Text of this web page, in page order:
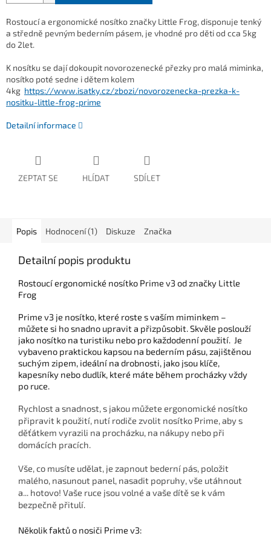
Rostoucí a ergonomické nosítko značky Little Frog, disponuje tenký
a středně pevným bederním pásem, je vhodné pro děti od cca 5kg
do 2let.
K nosítku se dají dokoupit novorozenecké přezky pro malá miminka,
nosítko poté sedne i dětem kolem
4kg https://www.isatky.cz/zbozi/novorozenecka-prezka-k-
nositku-little-frog-prime
Detailní informace
ZEPTAT SE HLÍDAT SDÍLET
Popis Hodnocení (1) Diskuze Značka
Detailní popis produktu
Rostoucí ergonomické nosítko Prime v3 od značky Little
Frog
Prime v3 je nosítko, které roste s vaším miminkem –
můžete si ho snadno upravit a přizpůsobit. Skvěle poslouží
jako nosítko na turistiku nebo pro každodenní použití. Je
vybaveno praktickou kapsou na bederním pásu, zajištěnou
suchým zipem, ideální na drobnosti, jako jsou klíče,
kapesníky nebo dudlík, které máte během procházky vždy
po ruce.
Rychlost a snadnost, s jakou můžete ergonomické nosítko
připravit k použití, nutí rodiče zvolit nosítko Prime, aby s
děťátkem vyrazili na procházku, na nákupy nebo při
domácích pracích.
Vše, co musíte udělat, je zapnout bederní pás, položit
malého, nasunout panel, nasadit popruhy, vše utáhnout
a... hotovo! Vaše ruce jsou volné a vaše dítě se k vám
bezpečně přitulí.
Několik faktů o nosiči Prime v3: